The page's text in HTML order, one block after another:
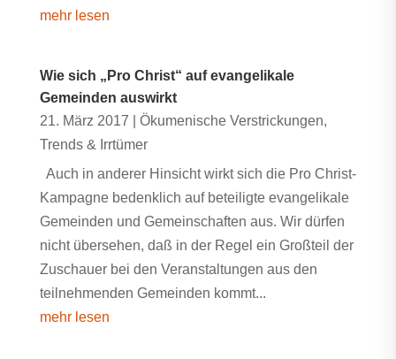
mehr lesen
Wie sich „Pro Christ“ auf evangelikale
Gemeinden auswirkt
21. März 2017
Ökumenische Verstrickungen,
Trends & Irrtümer
Auch in anderer Hinsicht wirkt sich die Pro Christ-
Kampagne bedenklich auf beteiligte evangelikale
Gemeinden und Gemeinschaften aus. Wir dürfen
nicht übersehen, daß in der Regel ein Großteil der
Zuschauer bei den Veranstaltungen aus den
teilnehmenden Gemeinden kommt...
mehr lesen